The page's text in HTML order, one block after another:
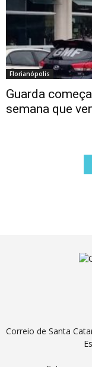
Florianópolis
Guarda
semana que
Correio de Santa